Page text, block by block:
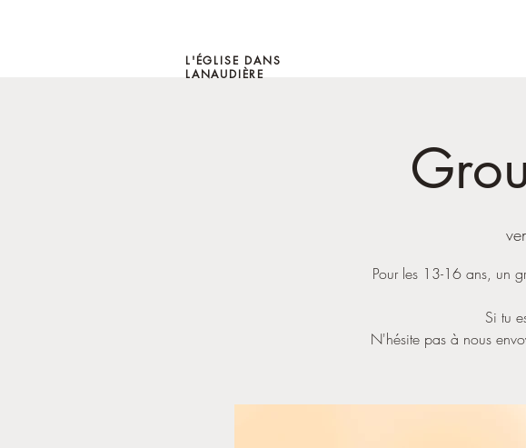
L'ÉGLISE DANS
LANAUDIÈRE
Pour les 13-16 ans, un
Si tu
N'hésite pas à nous